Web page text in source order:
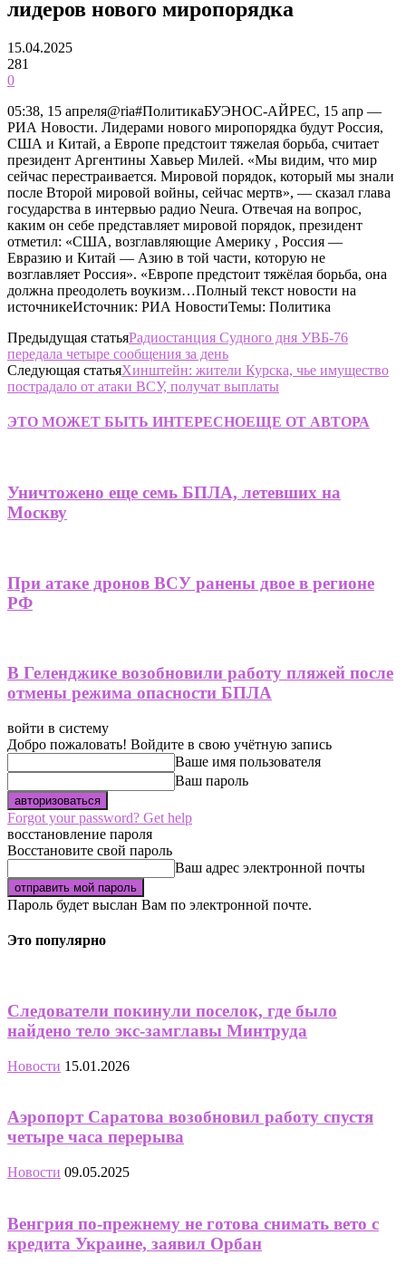
лидеров нового миропорядка
15.04.2025
281
0
05:38, 15 апреля@ria#ПолитикаБУЭНОС-АЙРЕС, 15 апр —
РИА Новости. Лидерами нового миропорядка будут Россия,
США и Китай, а Европе предстоит тяжелая борьба, считает
президент Аргентины Хавьер Милей. «Мы видим, что мир
сейчас перестраивается. Мировой порядок, который мы знали
после Второй мировой войны, сейчас мертв», — сказал глава
государства в интервью радио Neura. Отвечая на вопрос,
каким он себе представляет мировой порядок, президент
отметил: «США, возглавляющие Америку , Россия —
Евразию и Китай — Азию в той части, которую не
возглавляет Россия». «Европе предстоит тяжёлая борьба, она
должна преодолеть воукизм…Полный текст новости на
источникеИсточник: РИА НовостиТемы: Политика
Предыдущая статьяРадиостанция Судного дня УВБ-76
передала четыре сообщения за день
Следующая статьяХинштейн: жители Курска, чье имущество
пострадало от атаки ВСУ, получат выплаты
ЭТО МОЖЕТ БЫТЬ ИНТЕРЕСНОЕЩЕ ОТ АВТОРА
Уничтожено еще семь БПЛА, летевших на
Москву
При атаке дронов ВСУ ранены двое в регионе
РФ
В Геленджике возобновили работу пляжей после
отмены режима опасности БПЛА
войти в систему
Добро пожаловать! Войдите в свою учётную запись
Ваше имя пользователя
Ваш пароль
Forgot your password? Get help
восстановление пароля
Восстановите свой пароль
Ваш адрес электронной почты
Пароль будет выслан Вам по электронной почте.
Это популярно
Следователи покинули поселок, где было
найдено тело экс-замглавы Минтруда
Новости 15.01.2026
Аэропорт Саратова возобновил работу спустя
четыре часа перерыва
Новости 09.05.2025
Венгрия по-прежнему не готова снимать вето с
кредита Украине, заявил Орбан